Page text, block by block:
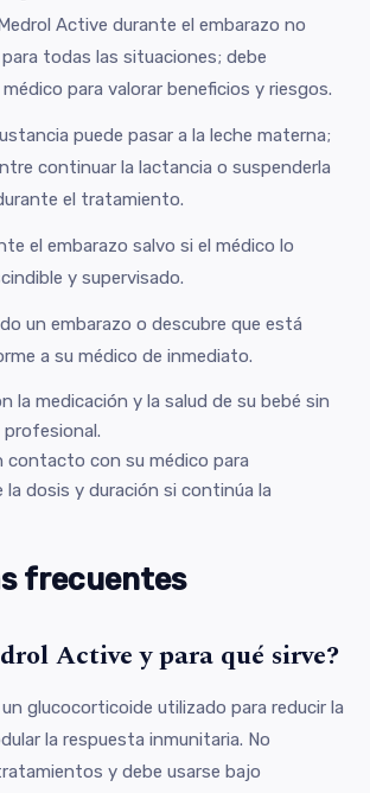
Active durante el embarazo no
todas las situaciones; debe
para valorar beneficios y riesgos.
puede pasar a la leche materna;
continuar la lactancia o suspenderla
el tratamiento.
el embarazo salvo si el médico lo
y supervisado.
un embarazo o descubre que está
a su médico de inmediato.
la medicación y la salud de su bebé sin
contacto con su médico para
la dosis y duración si continúa la
frecuentes
Active y para qué sirve?
glucocorticoide utilizado para reducir la
la respuesta inmunitaria. No
y debe usarse bajo